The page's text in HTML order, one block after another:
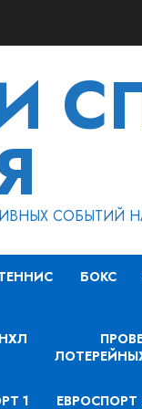
СОБЫТИЙ
БОКС
НХЛ
1 ЕВРОСПОРТ